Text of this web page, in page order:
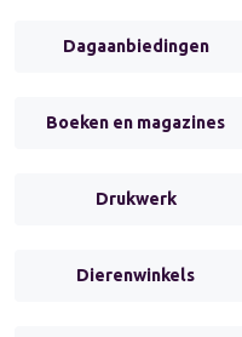
Dagaanbiedingen
Boeken en magazines
Drukwerk
Dierenwinkels